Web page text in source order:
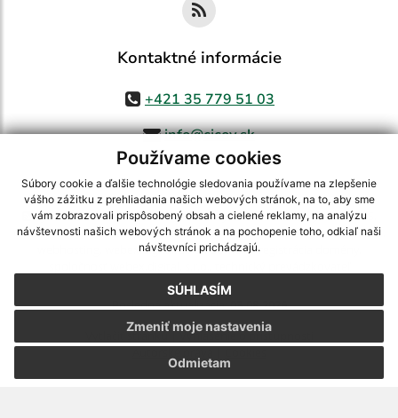
Používame cookies
Súbory cookie a ďalšie technológie sledovania používame na zlepšenie
vášho zážitku z prehliadania našich webových stránok, na to, aby sme
vám zobrazovali prispôsobený obsah a cielené reklamy, na analýzu
návštevnosti našich webových stránok a na pochopenie toho, odkiaľ naši
návštevníci prichádzajú.
SÚHLASÍM
Odmietam
Zmeniť moje nastavenia
Kontaktné informácie
+421 35 779 51 03
info@cicov.sk
využite možnosť získavania aktuálnych informácií s využitím RSS
CMS systém (redakčný) systém ECHELON 2,Mapa stránok,web portál
webex.digital, s.r.o.,domény,registrácia domény
Posledná aktualizácia:03.08.2026
Vytlačiť stránku|Vyhlásenie o prístupnosti